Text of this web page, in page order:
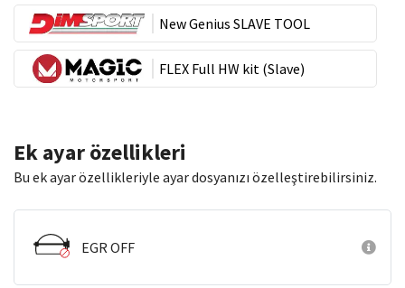
New Genius SLAVE TOOL
FLEX Full HW kit (Slave)
Ek ayar özellikleri
Bu ek ayar özellikleriyle ayar dosyanızı özelleştirebilirsiniz.
EGR OFF